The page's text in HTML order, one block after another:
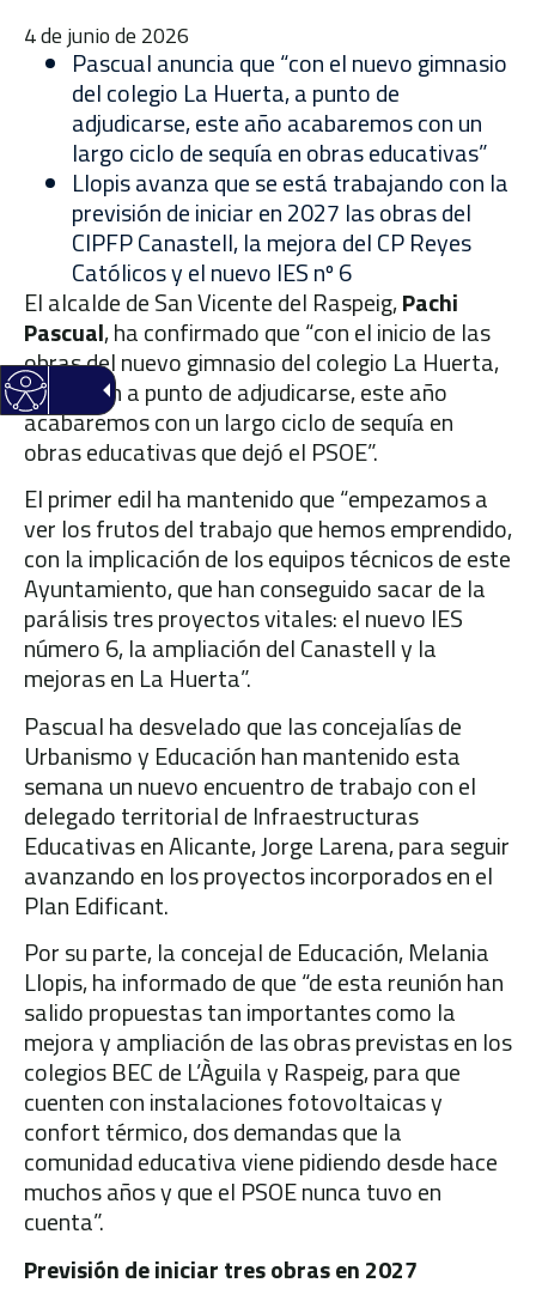
4 de junio de 2026
Pascual anuncia que “con el nuevo gimnasio
del colegio La Huerta, a punto de
adjudicarse, este año acabaremos con un
largo ciclo de sequía en obras educativas”
Llopis avanza que se está trabajando con la
previsión de iniciar en 2027 las obras del
CIPFP Canastell, la mejora del CP Reyes
Católicos y el nuevo IES nº 6
El alcalde de San Vicente del Raspeig,Pachi
Pascual, ha confirmado que “con el inicio de las
obras del nuevo gimnasio del colegio La Huerta,
que están a punto de adjudicarse, este año
acabaremos con un largo ciclo de sequía en
obras educativas que dejó el PSOE”.
El primer edil ha mantenido que “empezamos a
ver los frutos del trabajo que hemos emprendido,
con la implicación de los equipos técnicos de este
Ayuntamiento, que han conseguido sacar de la
parálisis tres proyectos vitales: el nuevo IES
número 6, la ampliación del Canastell y la
mejoras en La Huerta”.
Pascual ha desvelado que las concejalías de
Urbanismo y Educación han mantenido esta
semana un nuevo encuentro de trabajo con el
delegado territorial de Infraestructuras
Educativas en Alicante, Jorge Larena, para seguir
avanzando en los proyectos incorporados en el
Plan Edificant.
Por su parte, la concejal de Educación, Melania
Llopis, ha informado de que “de esta reunión han
salido propuestas tan importantes como la
mejora y ampliación de las obras previstas en los
colegios BEC de L’Àguila y Raspeig, para que
cuenten con instalaciones fotovoltaicas y
confort térmico, dos demandas que la
comunidad educativa viene pidiendo desde hace
muchos años y que el PSOE nunca tuvo en
cuenta”.
Previsión de iniciar tres obras en 2027